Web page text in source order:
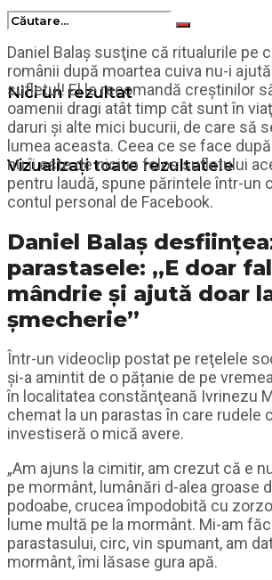
Nici un rezultat
Vizualizați toate rezultatele
Daniel Balaş susţine că ritualurile pe
românii după moartea cuiva nu-i
sufletul! El le recomandă creştinilor
oamenii dragi atât timp cât sunt în
daruri şi alte mici bucurii, de care să
lumea aceasta. Ceea ce se face
nu îi este de niciun folos sufletului
pentru laudă, spune părintele într-un
contul personal de Facebook.
Daniel Balaş
parastasele: „E doar
mândrie şi ajută doar
şmecherie”
Într-un videoclip postat pe reţelele
și-a amintit de o pățanie de pe
în localitatea constănţeană Ivrinezu
chemat la un parastas în care rudele
investiseră o mică avere.
„Am ajuns la cimitir, am crezut că e
pe mormânt, lumânări d-alea groase
podoabe, crucea împodobită cu
lume multă pe la mormânt. Mi-am
parastasului, circ, vin spumant, am
mormânt, îmi lăsase gura apă.